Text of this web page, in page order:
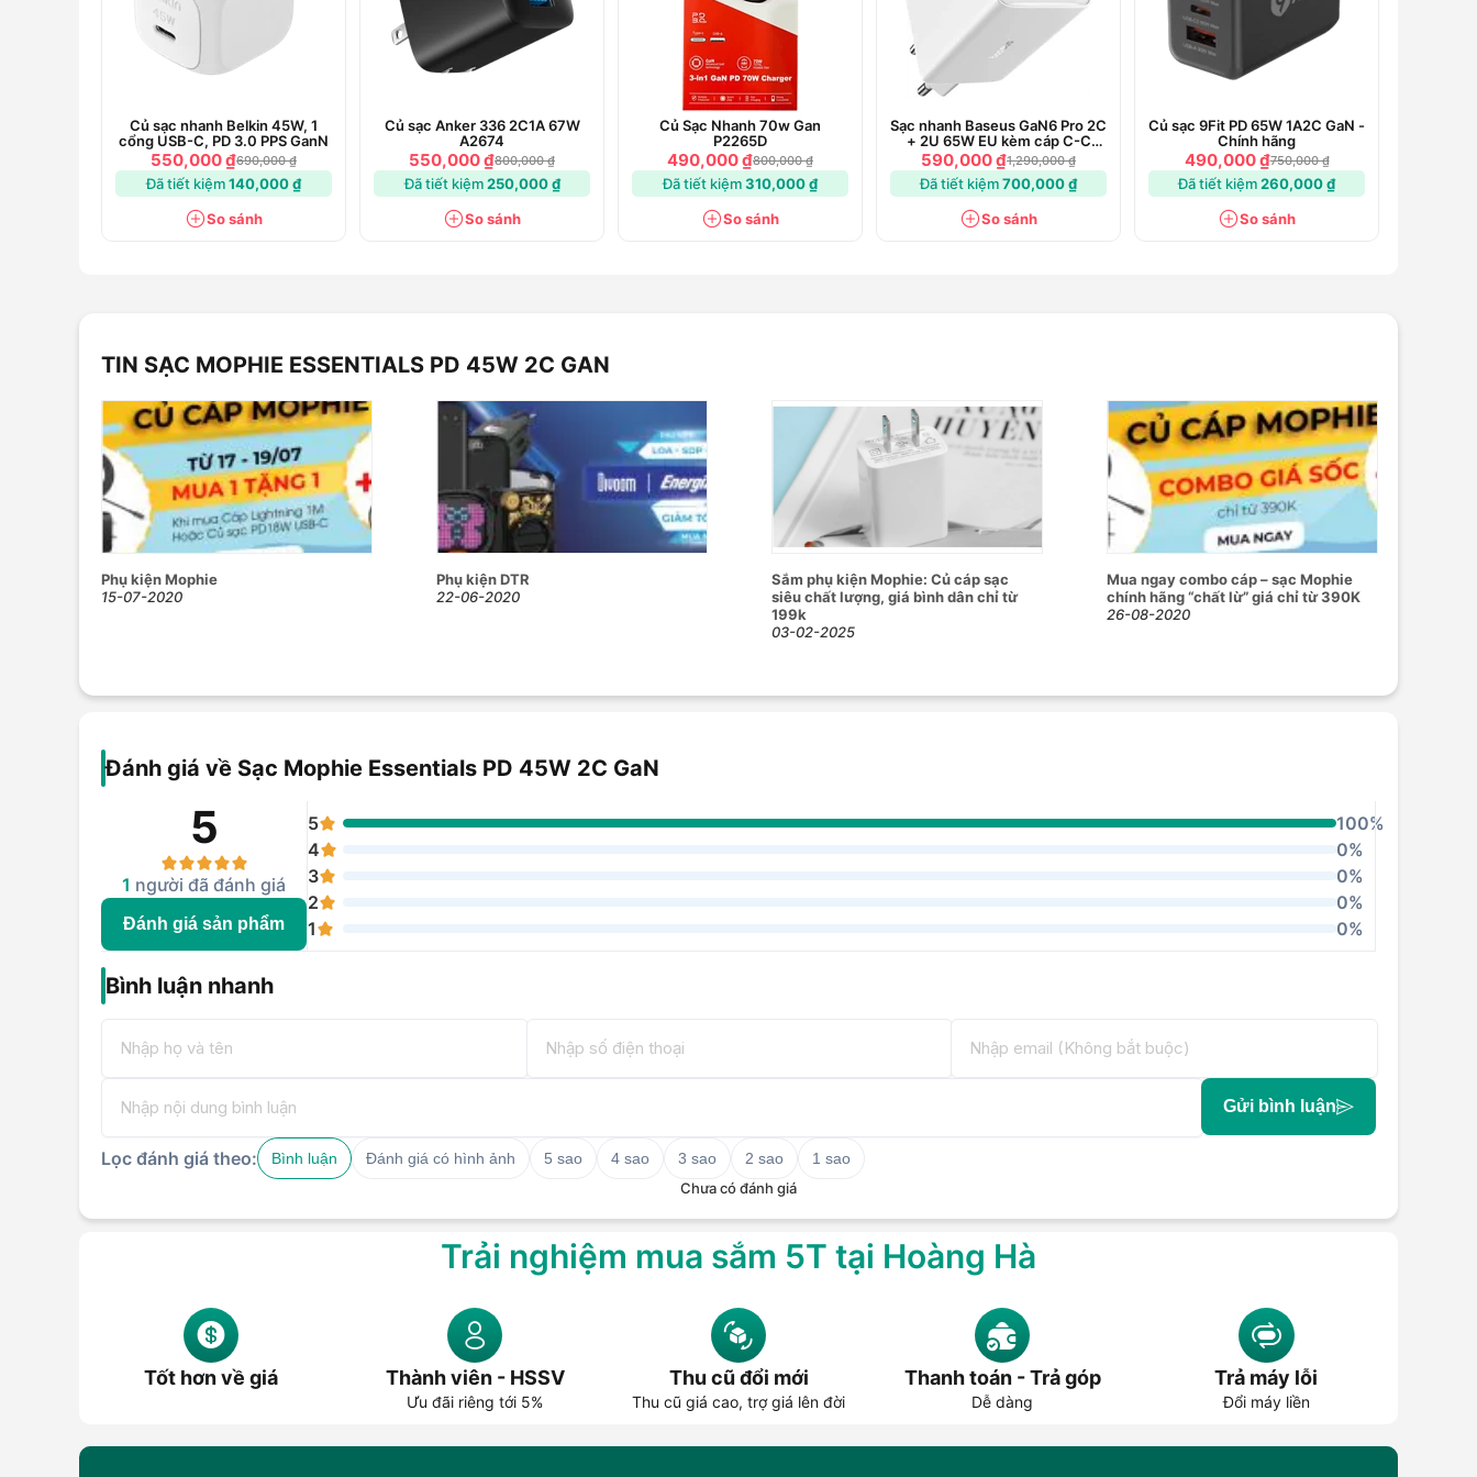
Sạc mophie Essentials PD 45W GaN 2C sở hữu kích thước nhỏ gọn giúp sạc không cản trở và
ảnh hưởng đến các ổ cắm khác. Đây là sự lựa chọn hoàn hảo cho người dùng phải di chuyển
thường xuyên.
Nhờ tích hợp công nghệ GaN nên không cần bận tâm máy nóng hay giảm tuổi thọ pin.
Bảo hành 2 năm, 1 đổi 1
Sạc mophie Essentials PD 45W GaN 2C đáp ứng đầy đủ các quy chuẩn khắt khe của châu Âu
Củ sạc nhanh Belkin 45W, 1
cổng USB-C, PD 3.0 PPS GanN
550,000 ₫690,000 ₫
Đã tiết kiệm140,000 ₫
So sánh
Củ sạc Anker 336 2C1A 67W
A2674
550,000 ₫800,000 ₫
Đã tiết kiệm250,000 ₫
So sánh
Củ Sạc Nhanh 70w Gan
P2265D
490,000 ₫800,000 ₫
Đã tiết kiệm310,000 ₫
So sánh
Sạc nhanh Baseus GaN6 Pro 2C
+ 2U 65W EU kèm cáp C-C
100W 1m
590,000 ₫1,290,000 ₫
Đã tiết kiệm700,000 ₫
So sánh
Củ sạc 9Fit PD 65W 1A2C GaN -
Chính hãng
490,000 ₫750,000 ₫
Đã tiết kiệm260,000 ₫
So sánh
TIN SẠC MOPHIE ESSENTIALS PD 45W 2C GAN
Phụ kiện Mophie
15-07-2020
Phụ kiện DTR
22-06-2020
Sắm phụ kiện Mophie: Củ cáp sạc
siêu chất lượng, giá bình dân chỉ từ
199k
03-02-2025
Mua ngay combo cáp – sạc Mophie
chính hãng “chất lừ” giá chỉ từ 390K
26-08-2020
Đánh giá về Sạc Mophie Essentials PD 45W 2C GaN
5
1 người đã đánh giá
Đánh giá sản phẩm
5
100%
4
0%
3
0%
2
0%
1
0%
Bình luận nhanh
Gửi bình luận
Lọc đánh giá theo: Bình luận Đánh giá có hình ảnh 5 sao 4 sao 3 sao 2 sao
1 sao
Chưa có đánh giá
Trải nghiệm mua sắm 5T tại Hoàng Hà
Tốt hơn về giá Thành viên - HSSV
Ưu đãi riêng tới 5%
Thu cũ đổi mới
Thu cũ giá cao, trợ giá lên đời
Thanh toán - Trả góp
Dễ dàng
Trả máy lỗi
Đổi máy liền